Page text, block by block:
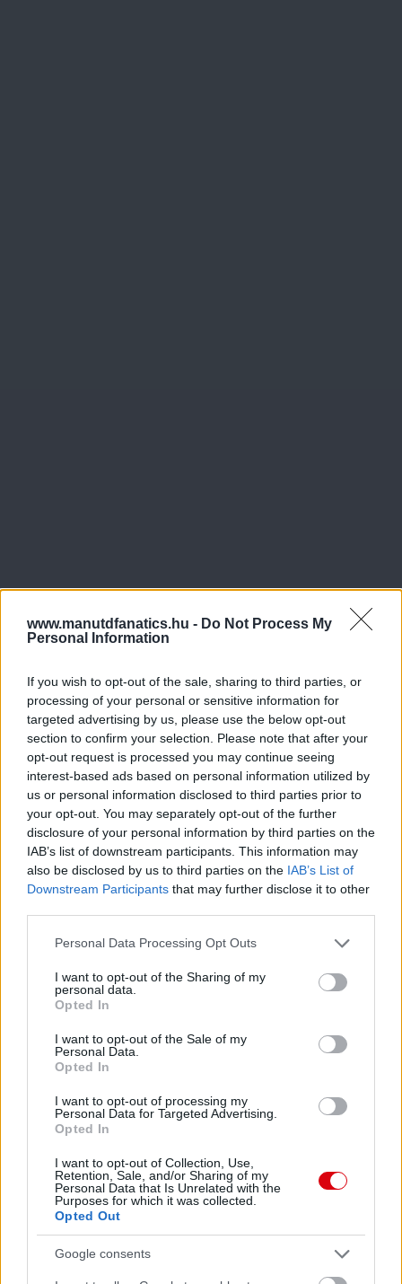
www.manutdfanatics.hu - Do Not Process My
Personal Information
If you wish to opt-out of the sale, sharing to third parties, or
processing of your personal or sensitive information for
targeted advertising by us, please use the below opt-out
section to confirm your selection. Please note that after your
opt-out request is processed you may continue seeing
interest-based ads based on personal information utilized by
us or personal information disclosed to third parties prior to
your opt-out. You may separately opt-out of the further
disclosure of your personal information by third parties on the
IAB’s list of downstream participants. This information may
also be disclosed by us to third parties on the IAB’s List of
Downstream Participants that may further disclose it to other
Please note that this website/app uses one or more Google
not limited to your visit or usage behaviour. You may click to
grant or deny consent to Google and its third-party tags to
use your data for below specified purposes in below Google
consent section.
Personal Data Processing Opt Outs
I want to opt-out of the Sharing of my
personal data.
Opted In
I want to opt-out of the Sale of my
Personal Data.
Opted In
I want to opt-out of processing my
Personal Data for Targeted Advertising.
Opted In
I want to opt-out of Collection, Use,
Retention, Sale, and/or Sharing of my
Personal Data that Is Unrelated with the
Purposes for which it was collected.
Opted Out
Google consents
Meccs Center
Paris Saint-Germainvs
Manchester United
Felkészülési szezon 4. mérkőzés
Nya Ullevi, Göteborg
2026-08-08 17:00
2 nap 5 óra 23 perc 20 másodperc
Leeds Unitedvs Manchester United2026-08-12 20:30
vs
ELŐZŐ MÉRKŐZÉSEK
Támogatás